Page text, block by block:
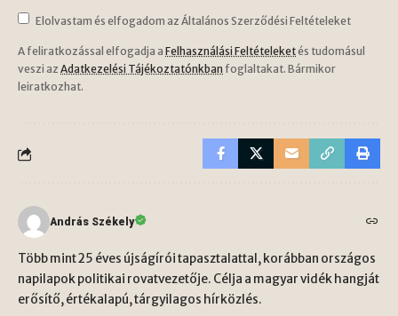
Elolvastam és elfogadom az Általános Szerződési Feltételeket
A feliratkozással elfogadja a Felhasználási Feltételeketés tudomásul
veszi az Adatkezelési Tájékoztatónkban foglaltakat. Bármikor
leiratkozhat.
András Székely
Több mint 25 éves újságírói tapasztalattal, korábban országos
napilapok politikai rovatvezetője. Célja a magyar vidék hangját
erősítő, értékalapú, tárgyilagos hírközlés.